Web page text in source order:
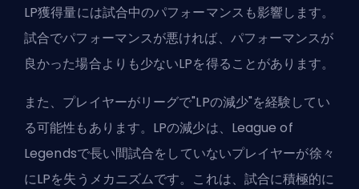
LP獲得量には試合中のパフォーマンスも影響します。
試合でパフォーマンスが悪ければ、パフォーマンスが
良かった場合よりも少ないLPを得ることがあります。
また、プレイヤーがリーグで"LPの減少"を経験してい
る可能性もあります。LPの減少は、League of
Legendsで長い間試合をしていないプレイヤーが徐々
にLPを失うメカニズムです。これは、試合に積極的に